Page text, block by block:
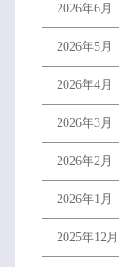
2026年6月
2026年5月
2026年4月
2026年3月
2026年2月
2026年1月
2025年12月